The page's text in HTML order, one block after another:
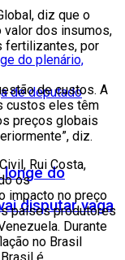
longe do
disputar vaga
diz que o
valor dos insumos,
fertilizantes, por
de custos. A
custos eles têm
preços globais
diz.
Rui Costa,
os
impacto no preço
países produtores
Durante
no Brasil